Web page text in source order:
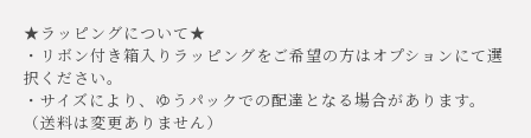
★ラッピングについて★
・リボン付き箱入りラッピングをご希望の方はオプションにて選
択ください。
・サイズにより、ゆうパックでの配達となる場合があります。
（送料は変更ありません）